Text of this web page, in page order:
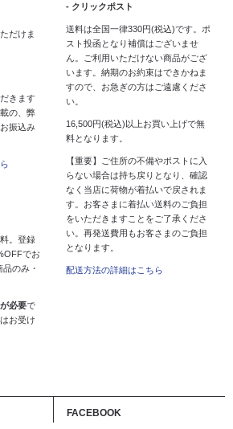
だけま
きます
の、弊
振込み
。登録
でお
のみ・
必要で
お受け
- クリックポスト
送料は全国一律330円(税込)です。ポ
スト投函となり補償はございませ
ん。ご利用いただけない商品がござ
います。納期のお約束はできかねま
すので、お急ぎの方はご遠慮くださ
い。
16,500円(税込)以上お買い上げで無
料となります。
【重要】ご住所の不備やポストに入
らない場合は持ち戻りとなり、確認
なく当店に荷物が着払いで戻されま
す。お客さまに着払い送料のご負担
をいただきますことをご了承くださ
い。再発送費用もお客さまのご負担
となります。
配送方法の詳細はこちら
FACEBOOK